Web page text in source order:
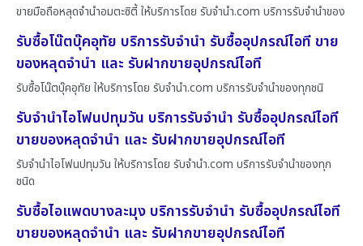
ขายมือถือหลุดจำนำอมตะซิตี้ ให้บริการโดย รับจํานํา.com บริการรับจำนำของ
รับซื้อโน๊ตบุ๊คอุทัย บริการรับจำนำ รับซื้ออุปกรณ์ไอที ขาย
ของหลุดจำนำ และ รับฝากขายอุปกรณ์ไอที
รับซื้อโน๊ตบุ๊คอุทัย ให้บริการโดย รับจํานํา.com บริการรับจำนำของทุกชนิ
รับจำนำไอโฟนปทุมวัน บริการรับจำนำ รับซื้ออุปกรณ์ไอที
ขายของหลุดจำนำ และ รับฝากขายอุปกรณ์ไอที
รับจำนำไอโฟนปทุมวัน ให้บริการโดย รับจํานํา.com บริการรับจำนำของทุก
ชนิด
รับซื้อไอแพดบางละมุง บริการรับจำนำ รับซื้ออุปกรณ์ไอที
ขายของหลุดจำนำ และ รับฝากขายอุปกรณ์ไอที